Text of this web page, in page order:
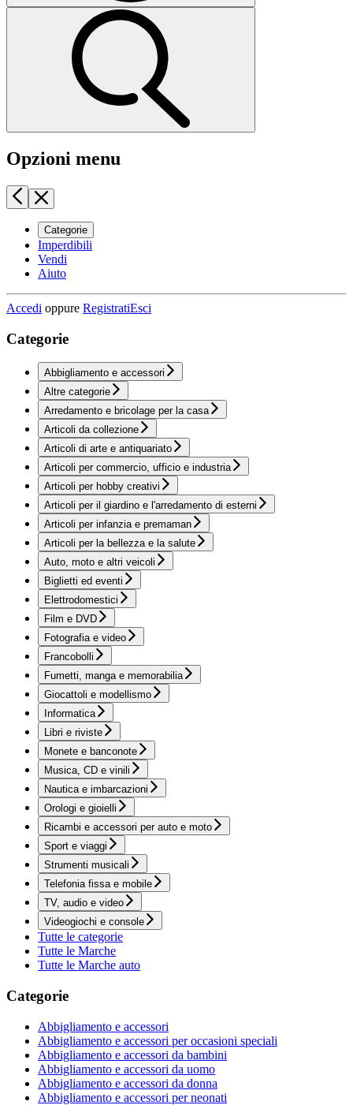
Opzioni menu
Categorie
Imperdibili
Vendi
Aiuto
Accedi oppure RegistratiEsci
Categorie
Abbigliamento e accessori
Altre categorie
Arredamento e bricolage per la casa
Articoli da collezione
Articoli di arte e antiquariato
Articoli per commercio, ufficio e industria
Articoli per hobby creativi
Articoli per il giardino e l'arredamento di esterni
Articoli per infanzia e premaman
Articoli per la bellezza e la salute
Auto, moto e altri veicoli
Biglietti ed eventi
Elettrodomestici
Film e DVD
Fotografia e video
Francobolli
Fumetti, manga e memorabilia
Giocattoli e modellismo
Informatica
Libri e riviste
Monete e banconote
Musica, CD e vinili
Nautica e imbarcazioni
Orologi e gioielli
Ricambi e accessori per auto e moto
Sport e viaggi
Strumenti musicali
Telefonia fissa e mobile
TV, audio e video
Videogiochi e console
Tutte le categorie
Tutte le Marche
Tutte le Marche auto
Categorie
Abbigliamento e accessori
Abbigliamento e accessori per occasioni speciali
Abbigliamento e accessori da bambini
Abbigliamento e accessori da uomo
Abbigliamento e accessori da donna
Abbigliamento e accessori per neonati